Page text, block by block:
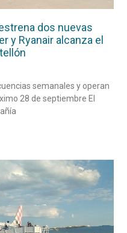
dos nuevas
y Ryanair alcanza el
semanales y operan
28 de septiembre El